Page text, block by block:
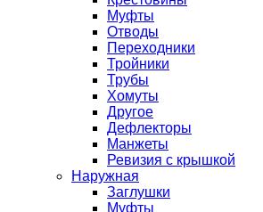
Муфты
Отводы
Переходники
Тройники
Трубы
Хомуты
Другое
Дефлекторы
Манжеты
Ревизия с крышкой
Наружная
Заглушки
Муфты